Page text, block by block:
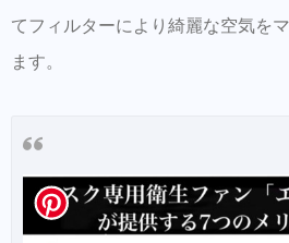
てフィルターにより綺麗な空気を
ます。